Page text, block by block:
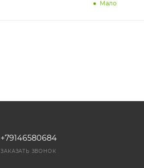
Мало
+79146580684
ЗАКАЗАТЬ ЗВОНОК